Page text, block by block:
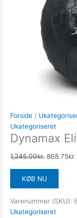
Forside /
Ukategoriseret
Dynamax
1,245.00kr. 868.75kr.
KØB NU
Varenummer (SKU):
Ukategoriseret